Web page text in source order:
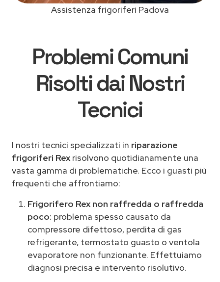
Assistenza frigoriferi Padova
Problemi Comuni
Risolti dai Nostri
Tecnici
I nostri tecnici specializzati in riparazione
frigoriferi Rex risolvono quotidianamente una
vasta gamma di problematiche. Ecco i guasti più
frequenti che affrontiamo:
Frigorifero Rex non raffredda o raffredda
poco: problema spesso causato da
compressore difettoso, perdita di gas
refrigerante, termostato guasto o ventola
evaporatore non funzionante. Effettuiamo
diagnosi precisa e intervento risolutivo.